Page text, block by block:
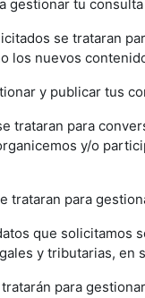
gestionar tu
se trataran
los nuevos
y publicar tus
trataran para
y/o
para
que
y tributarias, en
para